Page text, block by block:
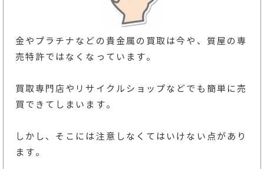
金やプラチナなどの貴金属の買取は今や、質屋の専
売特許ではなくなっています。
買取専門店やリサイクルショップなどでも簡単に売
買できてしまいます。
しかし、そこには注意しなくてはいけない点があり
ます。